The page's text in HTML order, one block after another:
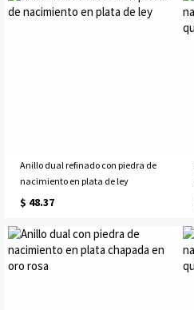
Anillo dual refinado con piedra de
nacimiento en plata de ley
$ 48.37